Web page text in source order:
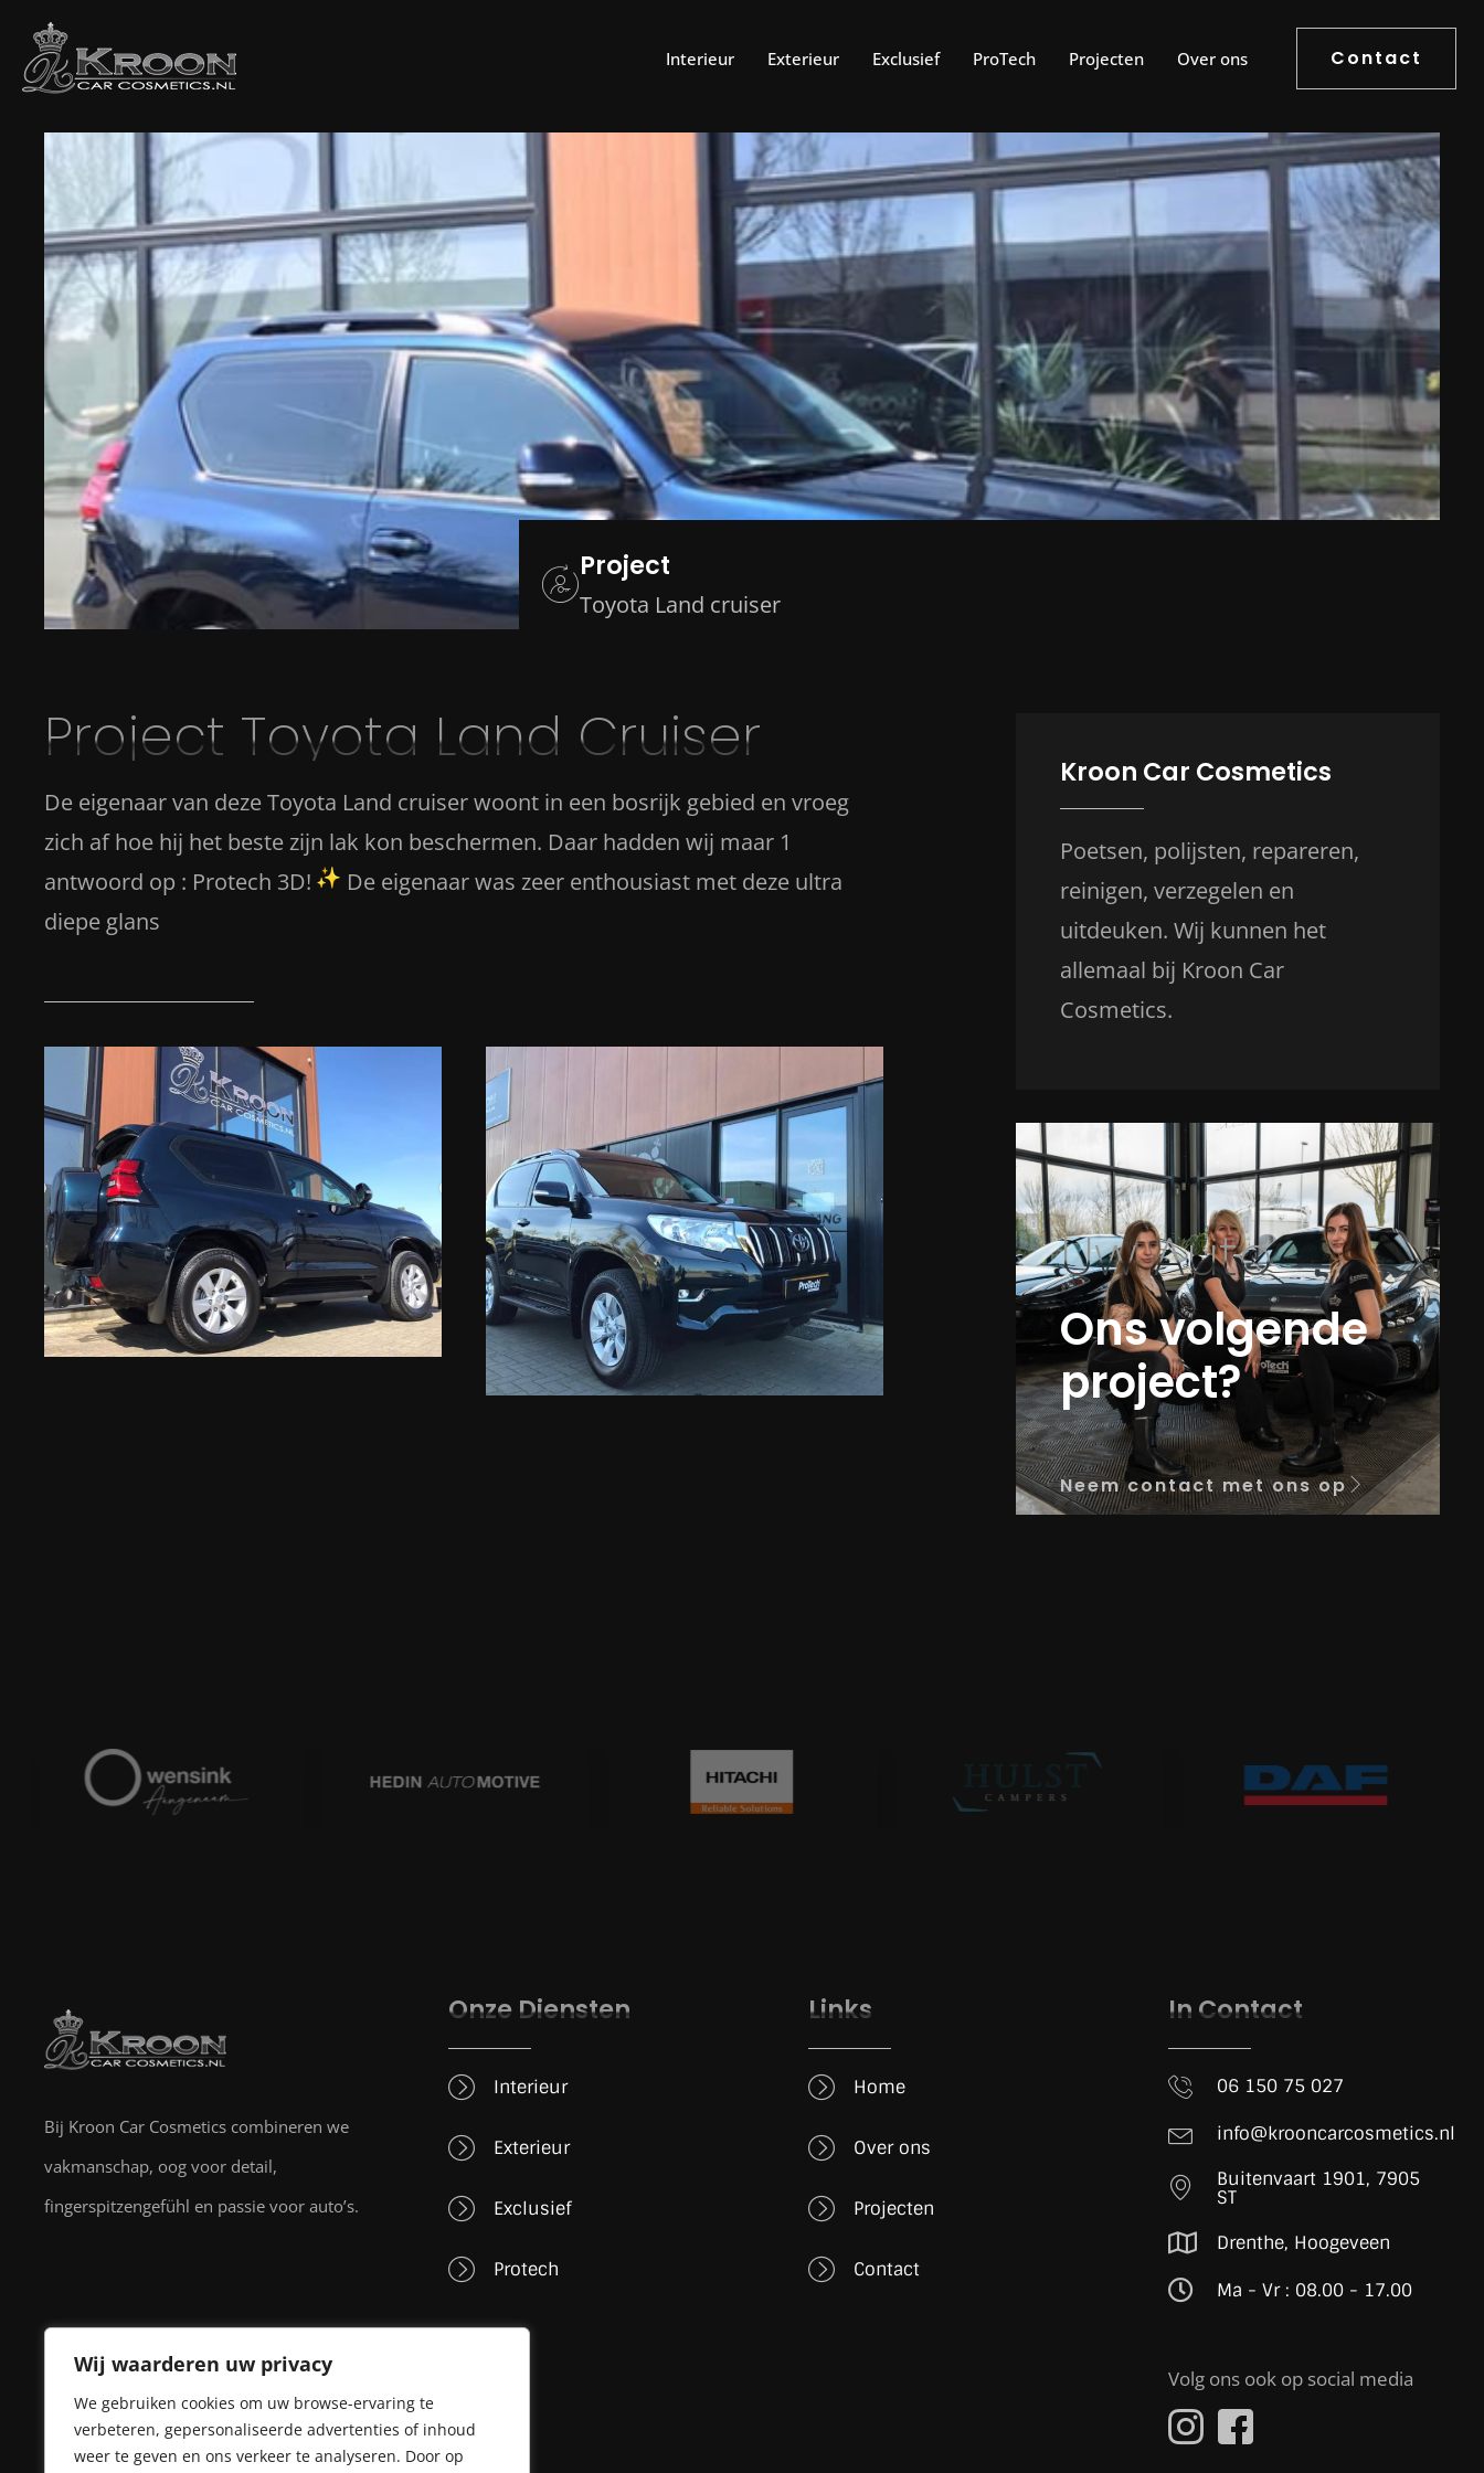
Wij waarderen uw privacy
We gebruiken cookies om uw browse-ervaring te
verbeteren, gepersonaliseerde advertenties of inhoud
weer te geven en ons verkeer te analyseren. Door op
Interieur Exterieur Exclusief ProTech Projecten Over ons Contact
Project
Toyota Land cruiser
Project Toyota Land Cruiser
De eigenaar van deze Toyota Land cruiser woont in een bosrijk gebied en vroeg
zich af hoe hij het beste zijn lak kon beschermen. Daar hadden wij maar 1
antwoord op : Protech 3D!
De eigenaar was zeer enthousiast met deze ultra
diepe glans
Kroon Car Cosmetics
Poetsen, polijsten, repareren,
reinigen, verzegelen en
uitdeuken. Wij kunnen het
allemaal bij Kroon Car
Cosmetics.
Uw Auto
Ons volgende
project?
Neem contact met ons op
Bij Kroon Car Cosmetics combineren we
vakmanschap, oog voor detail,
fingerspitzengefühl en passie voor auto’s.
Onze Diensten
Interieur
Exterieur
Exclusief
Protech
Links
Home
Over ons
Projecten
Contact
In Contact
06 150 75 027
info@krooncarcosmetics.nl
Buitenvaart 1901, 7905
ST
Drenthe, Hoogeveen
Ma - Vr : 08.00 - 17.00
Volg ons ook op social media